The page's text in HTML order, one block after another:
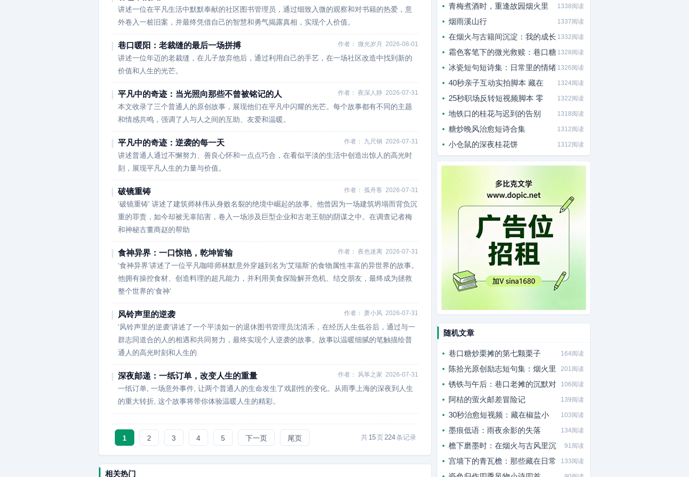
讲述一位在平凡生活中默默奉献的社区图书管理员，通过细致入微的观察和对书籍的热爱，意
外卷入一桩旧案，并最终凭借自己的智慧和勇气揭露真相，实现个人价值。
巷口暖阳：老裁缝的最后一场拼搏 作者： 微光岁月 2026-08-01
讲述一位年迈的老裁缝，在儿子放弃他后，通过利用自己的手艺，在一场社区改造中找到新的
价值和人生的光芒。
平凡中的奇迹：当光照向那些不曾被铭记的人 作者： 夜深人静 2026-07-31
本文收录了三个普通人的原创故事，展现他们在平凡中闪耀的光芒。每个故事都有不同的主题
和情感共鸣，强调了人与人之间的互助、友爱和温暖。
平凡中的奇迹：逆袭的每一天 作者： 九尺钢 2026-07-31
讲述普通人通过不懈努力、善良心怀和一点点巧合，在看似平淡的生活中创造出惊人的高光时
刻，展现平凡人生的力量与价值。
破镜重铸 作者： 孤舟客 2026-07-31
‘破镜重铸’ 讲述了建筑师林伟从身败名裂的绝境中崛起的故事。他曾因为一场建筑坍塌而背负沉
重的罪责，如今却被无辜陷害，卷入一场涉及巨型企业和古老王朝的阴谋之中。在调查记者梅
和神秘古董商赵的帮助
食神异界：一口惊艳，乾坤皆输 作者： 夜色迷离 2026-07-31
‘食神异界’讲述了一位平凡咖啡师林默意外穿越到名为‘艾瑞斯’的食物属性丰富的异世界的故事。
他拥有操控食材、创造料理的超凡能力，并利用美食探险解开危机、结交朋友，最终成为拯救
整个世界的‘食神’
风铃声里的逆袭 作者： 萧小风 2026-07-31
‘风铃声里的逆袭’讲述了一个平淡如一的退休图书管理员沈清禾，在经历人生低谷后，通过与一
群志同道合的人的相遇和共同努力，最终实现个人逆袭的故事。故事以温暖细腻的笔触描绘普
通人的高光时刻和人生的
深夜邮递：一纸订单，改变人生的重量 作者： 风筝之家 2026-07-31
一纸订单, 一场意外事件, 让两个普通人的生命发生了戏剧性的变化。从雨季上海的深夜到人生
的重大转折, 这个故事将带你体验温暖人生的精彩。
共 15页224条记录
1 2 3 4 5 下一页 尾页
相关热门
青梅煮酒时，重逢故园烟火里 1338阅读
烟雨溪山行 1337阅读
在烟火与古籍间沉淀：我的成长 1332阅读
霜色客笔下的微光救赎：巷口糖 1328阅读
冰瓷短句短诗集：日常里的情绪 1326阅读
40秒亲子互动实拍脚本 藏在 1324阅读
25秒职场反转短视频脚本 零 1322阅读
地铁口的桂花与迟到的告别 1318阅读
糖炒晚风治愈短诗合集 1312阅读
小仓鼠的深夜桂花饼 1312阅读
随机文章
巷口糖炒栗摊的第七颗栗子 164阅读
陈拾光原创励志短句集：烟火里 201阅读
锈铁与午后：巷口老摊的沉默对 106阅读
阿桔的萤火邮差冒险记 139阅读
30秒治愈短视频：藏在椒盐小 103阅读
墨痕低语：雨夜余影的失落 134阅读
檐下磨墨时：在烟火与古风里沉 91阅读
宫墙下的青瓦檐：那些藏在日常 133阅读